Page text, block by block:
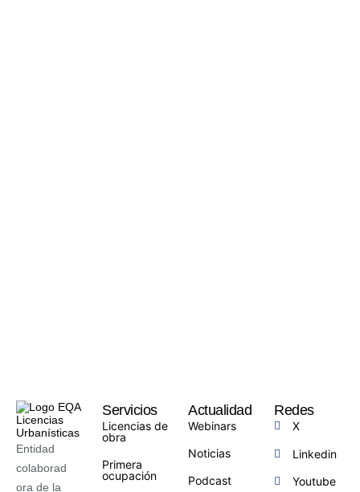
Entidad
colaborad
ora de la
Servicios
Licencias de
obra
Primera
ocupación
Actualidad
Webinars
Noticias
Podcast
Redes
X
Linkedin
Youtube